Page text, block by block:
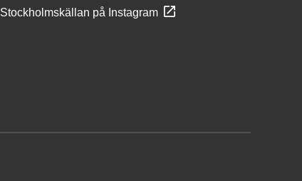
Stockholmskällan på Instagram